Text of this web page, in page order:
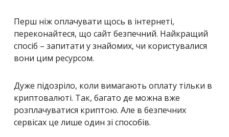
Перш ніж оплачувати щось в інтернеті,
переконайтеся, що сайт безпечний. Найкращий
спосіб – запитати у знайомих, чи користувалися
вони цим ресурсом.
Дуже підозріло, коли вимагають оплату тільки в
криптовалюті. Так, багато де можна вже
розплачуватися криптою. Але в безпечних
сервісах це лише один зі способів.